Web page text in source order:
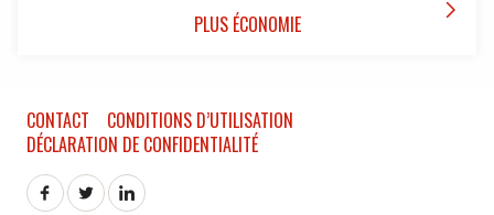
PLUS ÉCONOMIE 
CONTACT
CONDITIONS D’UTILISATION
DÉCLARATION DE CONFIDENTIALITÉ